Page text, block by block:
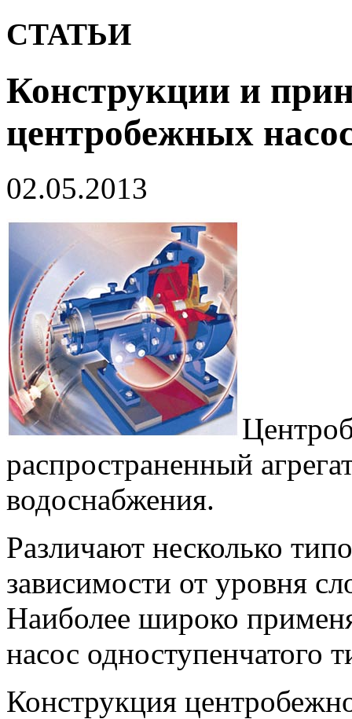
СТАТЬИ
Конструкции и
центробежных
02.05.2013
распространенный
водоснабжения.
Различают несколько
зависимости от уровня
Наиболее широко
насос одноступенчатого
Конструкция